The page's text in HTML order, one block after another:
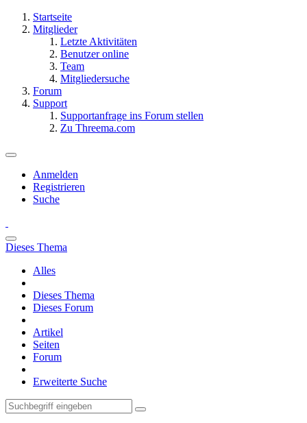
Startseite
Mitglieder
Letzte Aktivitäten
Benutzer online
Team
Mitgliedersuche
Forum
Support
Supportanfrage ins Forum stellen
Zu Threema.com
Anmelden
Registrieren
Suche
Dieses Thema
Alles
Dieses Thema
Dieses Forum
Artikel
Seiten
Forum
Erweiterte Suche